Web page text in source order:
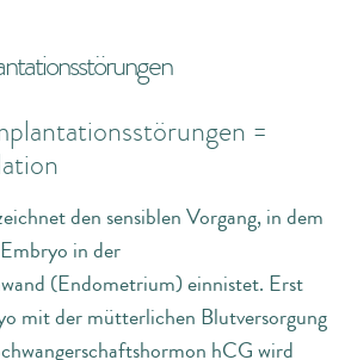
=
den sensiblen Vorgang, in dem
in der
(Endometrium) einnistet. Erst
mit der mütterlichen Blutversorgung
hCG wird